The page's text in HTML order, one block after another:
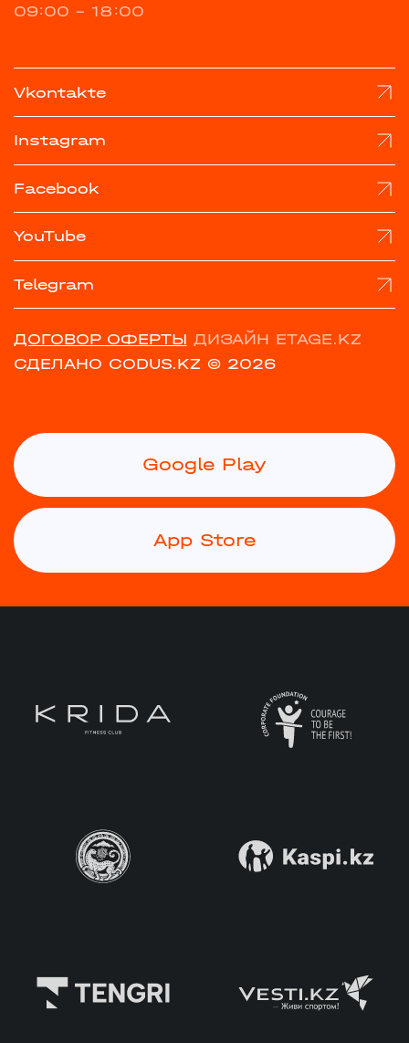
09:00 - 18:00
Vkontakte
Instagram
Facebook
YouTube
Telegram
ДОГОВОР ОФЕРТЫ ДИЗАЙН ETAGE.KZ
СДЕЛАНО CODUS.KZ © 2026
Google Play
App Store